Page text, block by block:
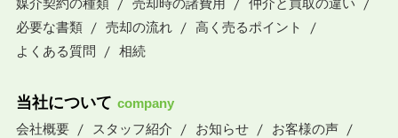
媒介契約の種類
売却時の諸費用
仲介と買取の違い
必要な書類
売却の流れ
高く売るポイント
よくある質問
相続
当社について company
会社概要
スタッフ紹介 お知らせ
お客様の声